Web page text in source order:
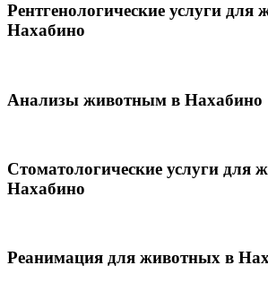
Рентгенологические услуги для
Нахабино
Анализы животным в Нахабино
Стоматологические услуги для
Нахабино
Реанимация для животных в